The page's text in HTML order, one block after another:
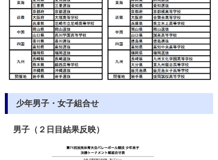
少年男子・女子組合せ
男子（２日目結果反映）